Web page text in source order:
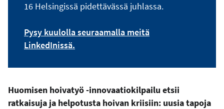
16 Helsingissä pidettävässä juhlassa.
Pysy kuulolla seuraamalla meitä
LinkedInissä.
Huomisen hoivatyö -innovaatiokilpailu etsii
ratkaisuja ja helpotusta hoivan kriisiin: uusia tapoja